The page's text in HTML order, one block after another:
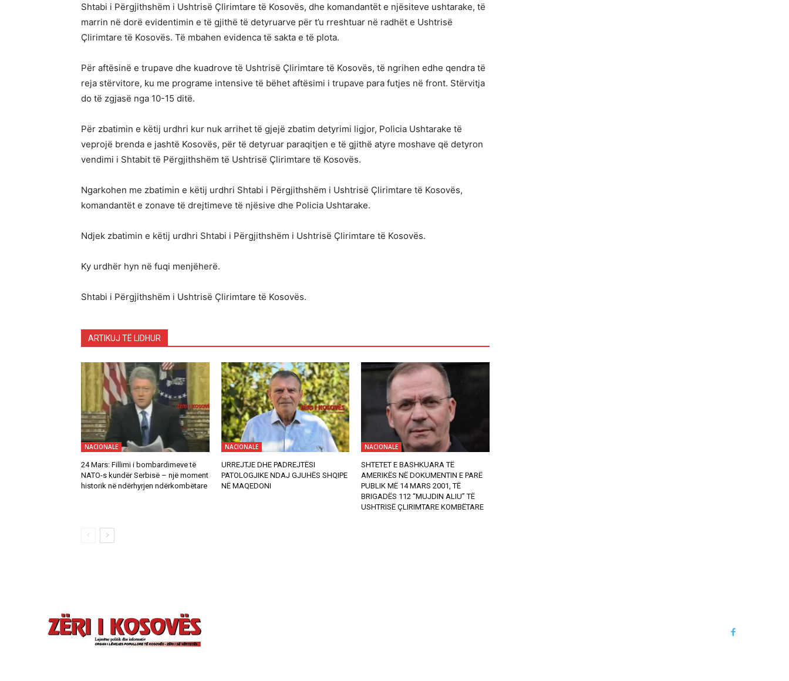
Shtabi i Përgjithshëm i Ushtrisë Çlirimtare të Kosovës, dhe komandantët e njësiteve ushtarake, të
marrin në dorë evidentimin e të gjithë të detyruarve për t’u rreshtuar në radhët e Ushtrisë
Çlirimtare të Kosovës. Të mbahen evidenca të sakta e të plota.
Për aftësinë e trupave dhe kuadrove të Ushtrisë Çlirimtare të Kosovës, të ngrihen edhe qendra të
reja stërvitore, ku me programe intensive të bëhet aftësimi i trupave para futjes në front. Stërvitja
do të zgjasë nga 10-15 ditë.
Për zbatimin e këtij urdhri kur nuk arrihet të gjejë zbatim detyrimi ligjor, Policia Ushtarake të
veprojë brenda e jashtë Kosovës, për të detyruar paraqitjen e të gjithë atyre moshave që detyron
vendimi i Shtabit të Përgjithshëm të Ushtrisë Çlirimtare të Kosovës.
Ngarkohen me zbatimin e këtij urdhri Shtabi i Përgjithshëm i Ushtrisë Çlirimtare të Kosovës,
komandantët e zonave të drejtimeve të njësive dhe Policia Ushtarake.
Ndjek zbatimin e këtij urdhri Shtabi i Përgjithshëm i Ushtrisë Çlirimtare të Kosovës.
Ky urdhër hyn në fuqi menjëherë.
Shtabi i Përgjithshëm i Ushtrisë Çlirimtare të Kosovës.
ARTIKUJ TË LIDHUR
NACIONALE
24 Mars: Fillimi i bombardimeve të
NATO-s kundër Serbisë – një moment
historik në ndërhyrjen ndërkombëtare
NACIONALE
URREJTJE DHE PADREJTËSI
PATOLOGJIKE NDAJ GJUHËS SHQIPE
NË MAQEDONI
NACIONALE
SHTETET E BASHKUARA TË
AMERIKËS NË DOKUMENTIN E PARË
PUBLIK MË 14 MARS 2001, TË
BRIGADËS 112 “MUJDIN ALIU” TË
USHTRISË ÇLIRIMTARE KOMBËTARE